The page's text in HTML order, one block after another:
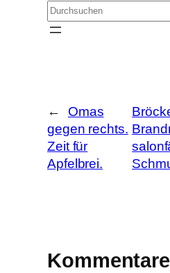
S
u
←
Omas
gegen rechts.
Zeit für
Apfelbrei.
Kommentare